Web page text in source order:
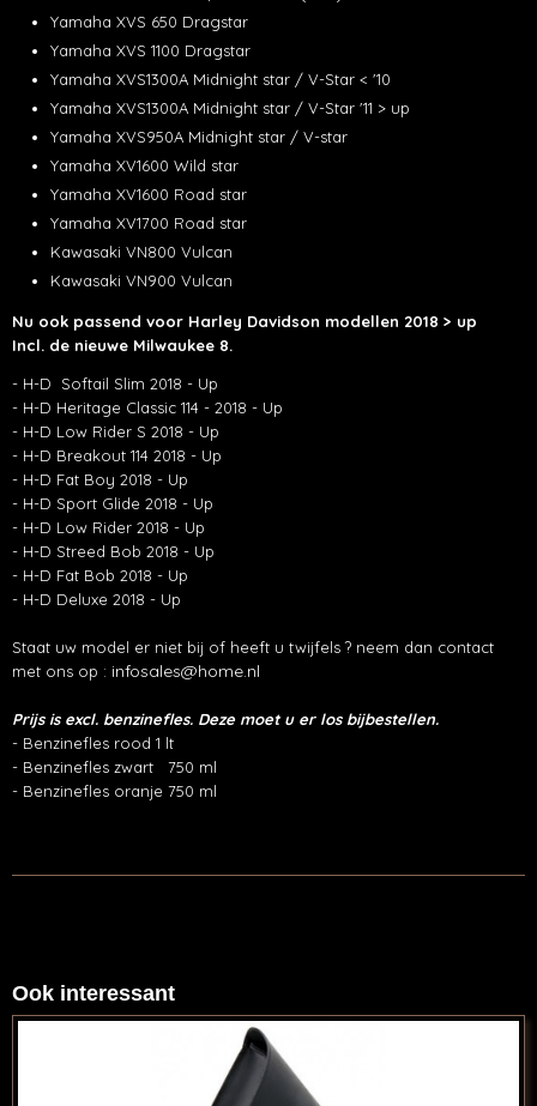
Yamaha XVS 650 Dragstar
Yamaha XVS 1100 Dragstar
Yamaha XVS1300A Midnight star / V-Star < '10
Yamaha XVS1300A Midnight star / V-Star '11 > up
Yamaha XVS950A Midnight star / V-star
Yamaha XV1600 Wild star
Yamaha XV1600 Road star
Yamaha XV1700 Road star
Kawasaki VN800 Vulcan
Kawasaki VN900 Vulcan
Nu ook passend voor Harley Davidson modellen 2018 > up
Incl. de nieuwe Milwaukee 8.
- H-D Softail Slim 2018 - Up
- H-D Heritage Classic 114 - 2018 - Up
- H-D Low Rider S 2018 - Up
- H-D Breakout 114 2018 - Up
- H-D Fat Boy 2018 - Up
- H-D Sport Glide 2018 - Up
- H-D Low Rider 2018 - Up
- H-D Streed Bob 2018 - Up
- H-D Fat Bob 2018 - Up
- H-D Deluxe 2018 - Up
Staat uw model er niet bij of heeft u twijfels ? neem dan contact
met ons op : infosales@home.nl
Prijs is excl. benzinefles. Deze moet u er los bijbestellen.
- Benzinefles rood 1 lt
- Benzinefles zwart 750 ml
- Benzinefles oranje 750 ml
Ook interessant